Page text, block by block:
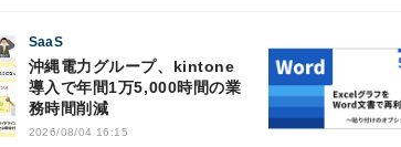
SaaS
沖縄電力グループ、kintone
導入で年間1万5,000時間の業
務時間削減
2026/08/04 16:15